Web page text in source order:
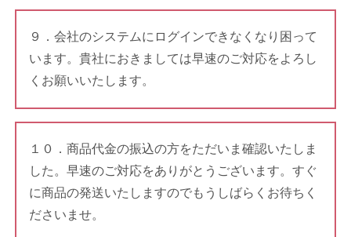
９．会社のシステムにログインできなくなり困って
います。貴社におきましては早速のご対応をよろし
くお願いいたします。
１０．商品代金の振込の方をただいま確認いたしま
した。早速のご対応をありがとうございます。すぐ
に商品の発送いたしますのでもうしばらくお待ちく
ださいませ。